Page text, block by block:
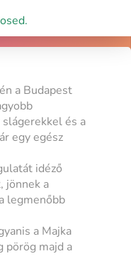
a Budapest
és a
egy egész
idéző
jönnek a
legmenőbb
a Majka
pörög majd a